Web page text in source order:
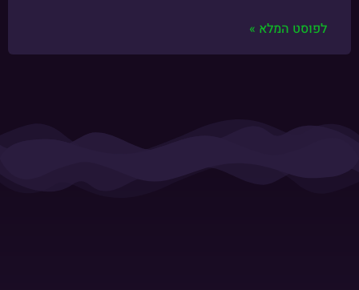
לפוסט המלא »